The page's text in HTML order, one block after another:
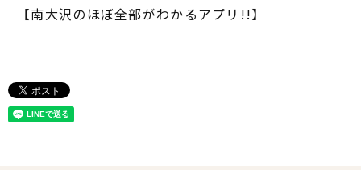
【南大沢のほぼ全部がわかるアプリ!!】